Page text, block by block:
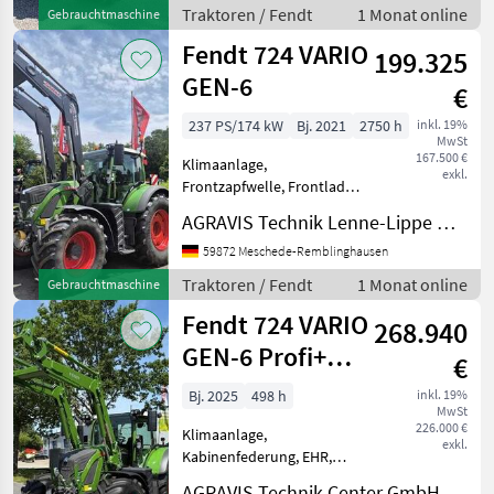
Gebrauchtmaschine
Nature 0040
Panoramakabine VisioP
Traktoren / Fendt 1 Monat online
Gebrauchtmaschine
Fendt 724 VARIO
GEN-6
199.325
€
inkl. 19%
MwSt
167.500 €
exkl.
237 PS/174 kW Bj. 2021
2750 h
Klimaanlage,
Frontzapfwelle, Frontlader,
GEN-6 (0010) Fendt
Schlepper (0020) T765
Fendt 724 Vario Gen6
Grundschlepper (0030)
L041 Profi+ Settin
AGRAVIS Technik Lenne-Lippe GmbH
59872 Meschede-Remblinghausen
Traktoren / Fendt 1 Monat online
Fendt 724 VARIO
GEN-6 Profi+
Setting 2
268.940
€
inkl. 19%
MwSt
226.000 €
exkl.
Bj. 2025
498 h
Klimaanlage,
Kabinenfederung, EHR,